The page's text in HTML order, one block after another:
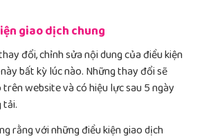
giao dịch chung
đổi, chỉnh sửa nội dung của điều kiện
bất kỳ lúc nào. Những thay đổi sẽ
website và có hiệu lực sau 5 ngày
rằng với những điều kiện giao dịch